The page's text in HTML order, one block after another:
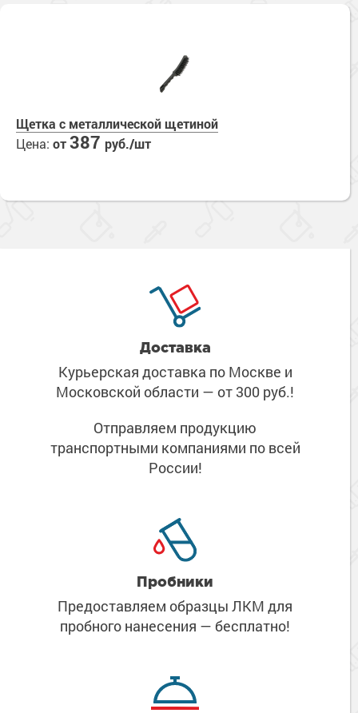
Щетка с металлической щетиной
Цена: от387 руб./шт
Доставка
Курьерская доставка по Москве и
Московской области — от 300 руб.!
Отправляем продукцию
транспортными компаниями по всей
России!
Пробники
Предоставляем образцы ЛКМ для
пробного нанесения — бесплатно!